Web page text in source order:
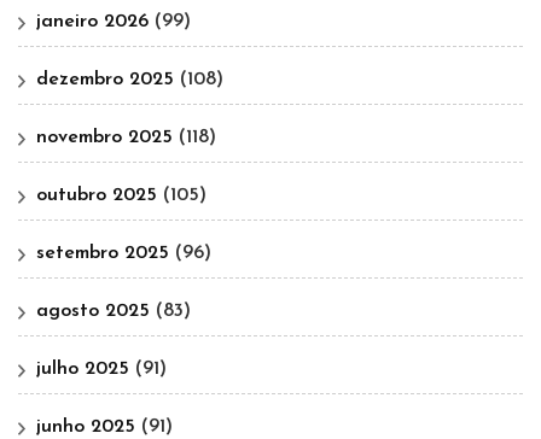
janeiro 2026 (99)
dezembro 2025 (108)
novembro 2025 (118)
outubro 2025 (105)
setembro 2025 (96)
agosto 2025 (83)
julho 2025 (91)
junho 2025 (91)